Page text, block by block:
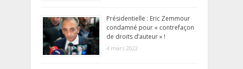
Présidentielle : Eric Zemmour
condamné pour « contrefaçon
de droits d’auteur » !
4 mars 2022